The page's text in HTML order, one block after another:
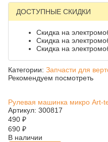
ДОСТУПНЫЕ СКИДКИ
Скидка на
Скидка на
Скидка на
Категории: Запчасти для
Рекомендуем посмотреть
Рулевая машинка микро Art-
Артикул: 300817
490 ₽
690 ₽
В наличии